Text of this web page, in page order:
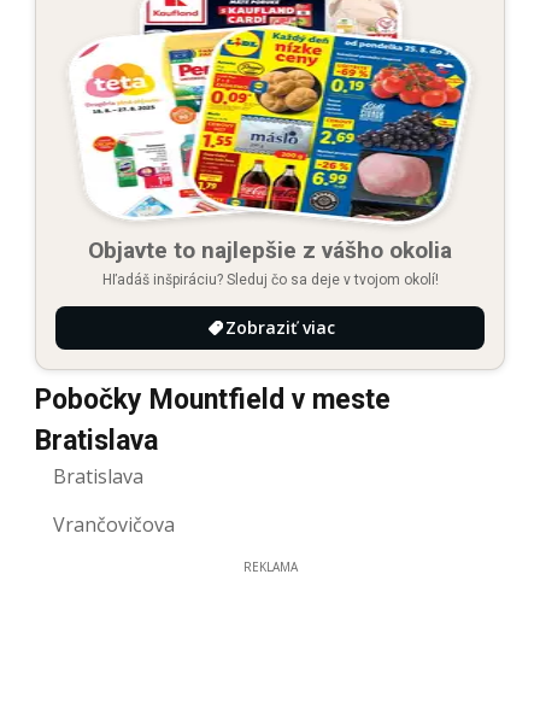
Objavte to najlepšie z vášho okolia
Hľadáš inšpiráciu? Sleduj čo sa deje v tvojom okolí!
Zobraziť viac
Pobočky Mountfield v meste
Bratislava
Bratislava
Vrančovičova
REKLAMA